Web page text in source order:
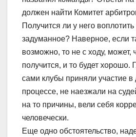
должен найти Комитет
Получится ли у него
задуманное? Наверное, если
возможно, то не с ходу, может,
получится, и то будет хорошо.
сами клубы приняли участие в
процессе, не наезжали на
на то причины, вели себя
человечески.
Еще одно обстоятельство,